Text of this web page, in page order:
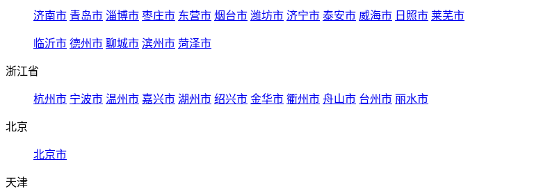
济南市 青岛市 淄博市 枣庄市 东营市 烟台市 潍坊市 济宁市 泰安市 威海市 日照市 莱芜市
临沂市 德州市 聊城市 滨州市 菏泽市
浙江省
杭州市 宁波市 温州市 嘉兴市 湖州市 绍兴市 金华市 衢州市 舟山市 台州市 丽水市
北京
北京市
天津